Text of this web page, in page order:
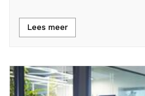
Lees meer